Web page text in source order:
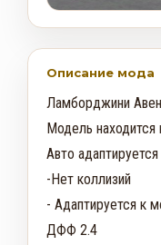
Описание мода
Ламборджини
Модель находится
Авто
-Нет коллизий
- Адаптируется к
ДФФ 2.4